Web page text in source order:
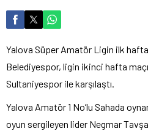
Yalova Süper Amatör Ligin ilk
Belediyespor, ligin ikinci hafta
Sultaniyespor ile karşılaştı.
Yalova Amatör 1 No’lu Sahada
oyun sergileyen lider Negmar